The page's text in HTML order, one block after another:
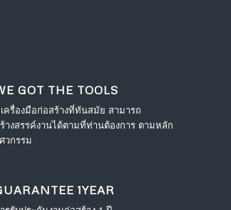
GOT THE TOOLS
ครื่องมือก่อสร้างที่ทันสมัย สามารถ
างสรรค์งานได้ตามที่ท่านต้องการ ตามหลัก
วกรรม
1YEAR